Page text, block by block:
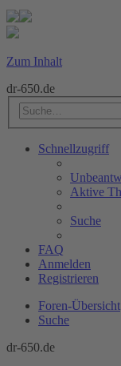
Zum Inhalt
dr-650.de
Schnellzugriff
Aktive
Suche
FAQ
Anmelden
Registrieren
Foren-Übersicht
Suche
dr-650.de